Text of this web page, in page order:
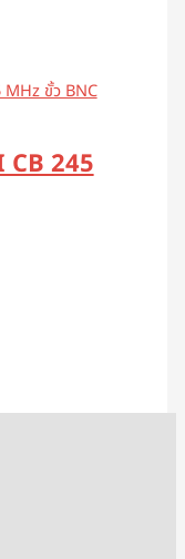
CB 245